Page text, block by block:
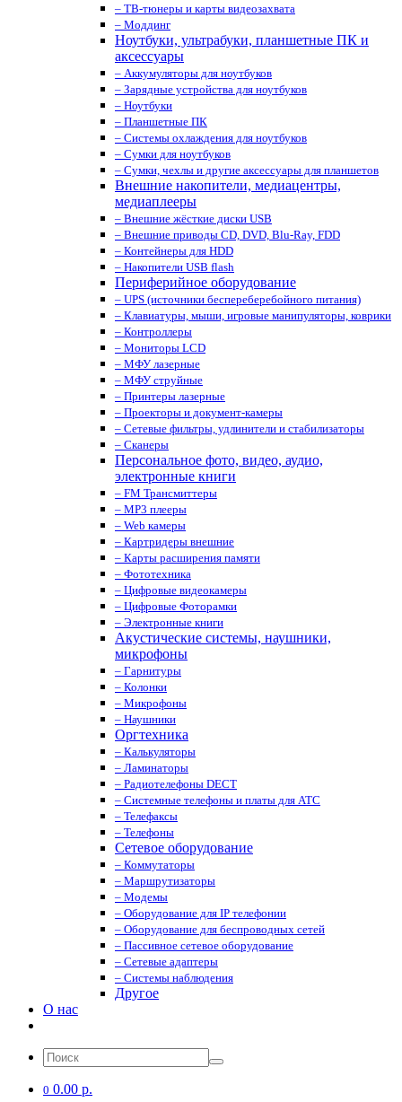
– ТВ-тюнеры и карты видеозахвата
– Моддинг
Ноутбуки, ультрабуки, планшетные ПК и
аксессуары
– Аккумуляторы для ноутбуков
– Зарядные устройства для ноутбуков
– Ноутбуки
– Планшетные ПК
– Системы охлаждения для ноутбуков
– Сумки для ноутбуков
– Сумки, чехлы и другие аксессуары для планшетов
Внешние накопители, медиацентры,
медиаплееры
– Внешние жёсткие диски USB
– Внешние приводы CD, DVD, Blu-Ray, FDD
– Контейнеры для HDD
– Накопители USB flash
Периферийное оборудование
– UPS (источники беспереберебойного питания)
– Клавиатуры, мыши, игровые манипуляторы, коврики
– Контроллеры
– Мониторы LCD
– МФУ лазерные
– МФУ струйные
– Принтеры лазерные
– Проекторы и документ-камеры
– Сетевые фильтры, удлинители и стабилизаторы
– Сканеры
Персональное фото, видео, аудио,
электронные книги
– FM Трансмиттеры
– MP3 плееры
– Web камеры
– Картридеры внешние
– Карты расширения памяти
– Фототехника
– Цифровые видеокамеры
– Цифровые Фоторамки
– Электронные книги
Акустические системы, наушники,
микрофоны
– Гарнитуры
– Колонки
– Микрофоны
– Наушники
Оргтехника
– Калькуляторы
– Ламинаторы
– Радиотелефоны DECT
– Системные телефоны и платы для АТС
– Телефаксы
– Телефоны
Сетевое оборудование
– Коммутаторы
– Маршрутизаторы
– Модемы
– Оборудование для IP телефонии
– Оборудование для беспроводных сетей
– Пассивное сетевое оборудование
– Сетевые адаптеры
– Системы наблюдения
Другое
О нас
0 0.00 р.